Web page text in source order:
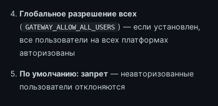
Глобальное разрешение всех
( GATEWAY_ALLOW_ALL_USERS ) — если установлен,
все пользователи на всех платформах
авторизованы
По умолчанию: запрет — неавторизованные
пользователи отклоняются